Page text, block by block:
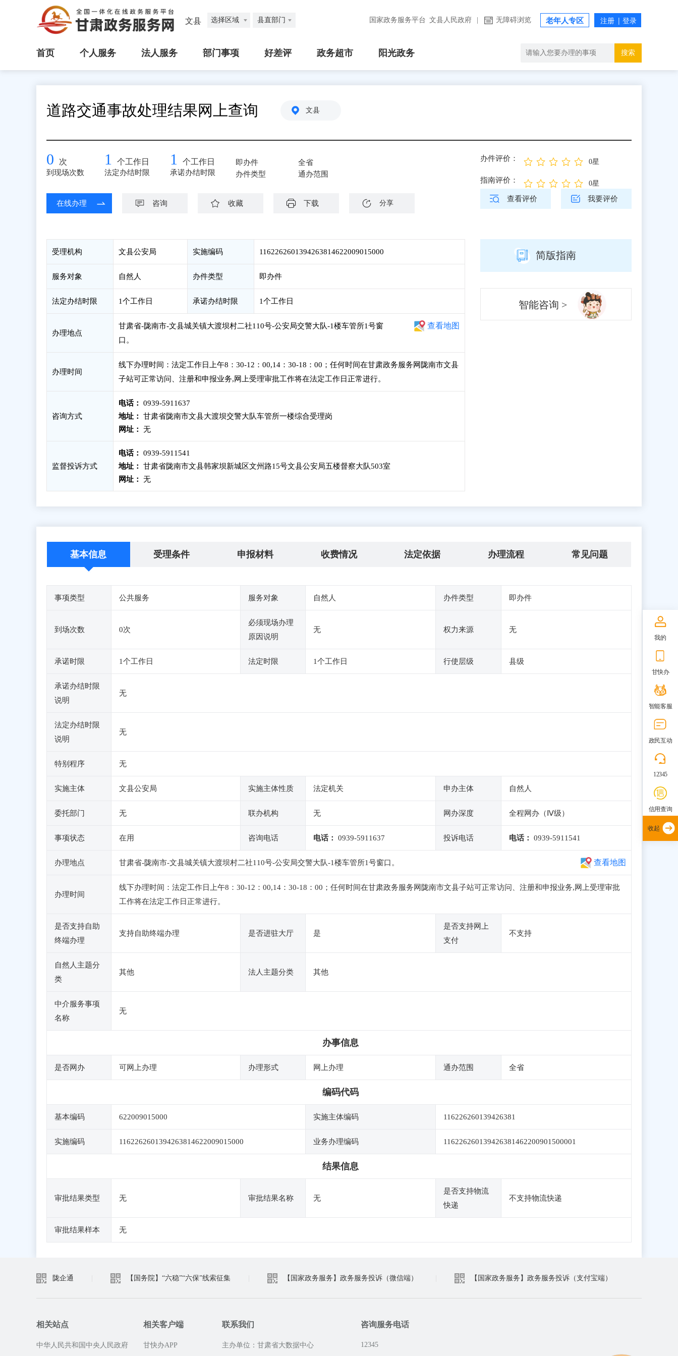
文县 选择区域 县直部门 国家政务服务平台 文县人民政府 无障碍浏览 老年人专区
首页 个人服务 法人服务 部门事项 好差评 政务超市 阳光政务 搜索
道路交通事故处理结果网上查询 文县
0 次
到现场次数
1 个工作日
法定办结时限
1 个工作日
承诺办结时限
即办件
办件类型
全省
通办范围
在线办理 咨询 收藏 下载 分享
办件评价： 0星
指南评价： 0星
查看评价 我要评价
受理机构 文县公安局 实施编码 1162262601394263814622009015000
服务对象 自然人 办件类型 即办件
法定办结时限 1个工作日 承诺办结时限 1个工作日
办理地点
甘肃省-陇南市-文县城关镇大渡坝村二社110号-公安局交警大队-1楼车管所1号窗
口。
查看地图
办理时间
线下办理时间：法定工作日上午8：30-12：00,14：30-18：00；任何时间在甘肃政务服务网陇南市文县
子站可正常访问、注册和申报业务,网上受理审批工作将在法定工作日正常进行。
咨询方式
电话：
0939-5911637
地址：
甘肃省陇南市文县大渡坝交警大队车管所一楼综合受理岗
网址：
无
监督投诉方式
电话：
0939-5911541
地址：
甘肃省陇南市文县韩家坝新城区文州路15号文县公安局五楼督察大队503室
网址：
无
简版指南
智能咨询 >
基本信息 受理条件 申报材料 收费情况 法定依据 办理流程 常见问题
事项类型 公共服务 服务对象 自然人 办件类型 即办件
到场次数 0次
必须现场办理
原因说明
无 权力来源 无
承诺时限 1个工作日 法定时限 1个工作日 行使层级 县级
承诺办结时限
说明
无
法定办结时限
说明
无
特别程序 无
实施主体 文县公安局 实施主体性质 法定机关 申办主体 自然人
委托部门 无 联办机构 无 网办深度 全程网办（Ⅳ级）
事项状态 在用 咨询电话 电话： 0939-5911637 投诉电话 电话： 0939-5911541
办理地点 甘肃省-陇南市-文县城关镇大渡坝村二社110号-公安局交警大队-1楼车管所1号窗口。 查看地图
办理时间
线下办理时间：法定工作日上午8：30-12：00,14：30-18：00；任何时间在甘肃政务服务网陇南市文县子站可正常访问、注册和申报业务,网上受理审批
工作将在法定工作日正常进行。
是否支持自助
终端办理
支持自助终端办理 是否进驻大厅 是
是否支持网上
支付
不支持
自然人主题分
类
其他 法人主题分类 其他
中介服务事项
名称
无
办事信息
是否网办 可网上办理 办理形式 网上办理 通办范围 全省
编码代码
基本编码 622009015000 实施主体编码 116226260139426381
实施编码 1162262601394263814622009015000 业务办理编码 116226260139426381462200901500001
结果信息
审批结果类型 无 审批结果名称 无
是否支持物流
快递
不支持物流快递
审批结果样本 无
陇企通 【国务院】“六稳”“六保”线索征集 【国家政务服务】政务服务投诉（微信端） 【国家政务服务】政务服务投诉（支付宝端）
相关站点
中华人民共和国中央人民政府
相关客户端
甘快办APP
联系我们
主办单位：甘肃省大数据中心
咨询服务电话
12345
我的
甘快办
智能客服
政民互动
12345
信用查询
收起